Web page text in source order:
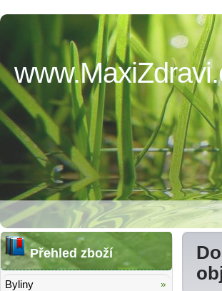
Přehled zboží
Byliny